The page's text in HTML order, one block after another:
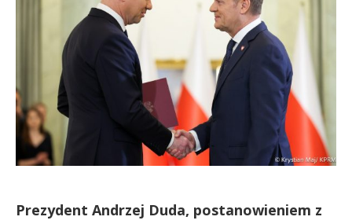
Prezydent Andrzej Duda, postanowieniem z